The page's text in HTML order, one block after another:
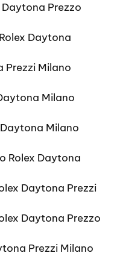
Prezzo
Daytona
Prezzi Milano
Milano
Milano
Rolex Daytona
Daytona Prezzi
Daytona Prezzo
Prezzi Milano